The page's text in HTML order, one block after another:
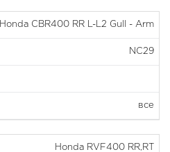
Honda CBR400 RR L-L2 Gull - Arm
NC29
все
Honda RVF400 RR,RT